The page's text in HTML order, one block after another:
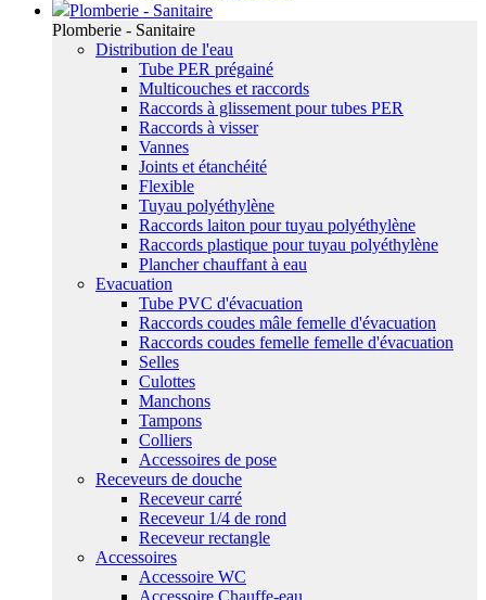
Plomberie - Sanitaire
Plomberie - Sanitaire
Distribution de l'eau
Tube PER prégainé
Multicouches et raccords
Raccords à glissement pour tubes PER
Raccords à visser
Vannes
Joints et étanchéité
Flexible
Tuyau polyéthylène
Raccords laiton pour tuyau polyéthylène
Raccords plastique pour tuyau polyéthylène
Plancher chauffant à eau
Evacuation
Tube PVC d'évacuation
Raccords coudes mâle femelle d'évacuation
Raccords coudes femelle femelle d'évacuation
Selles
Culottes
Manchons
Tampons
Colliers
Accessoires de pose
Receveurs de douche
Receveur carré
Receveur 1/4 de rond
Receveur rectangle
Accessoires
Accessoire WC
Accessoire Chauffe-eau